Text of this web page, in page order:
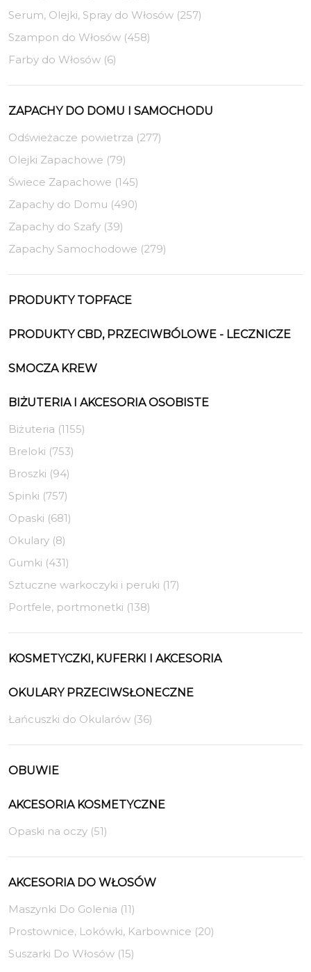
Serum, Olejki, Spray do Włosów (257)
Szampon do Włosów (458)
Farby do Włosów (6)
ZAPACHY DO DOMU I SAMOCHODU
Odświeżacze powietrza (277)
Olejki Zapachowe (79)
Świece Zapachowe (145)
Zapachy do Domu (490)
Zapachy do Szafy (39)
Zapachy Samochodowe (279)
PRODUKTY TOPFACE
PRODUKTY CBD, PRZECIWBÓLOWE - LECZNICZE
SMOCZA KREW
BIŻUTERIA I AKCESORIA OSOBISTE
Biżuteria (1155)
Breloki (753)
Broszki (94)
Spinki (757)
Opaski (681)
Okulary (8)
Gumki (431)
Sztuczne warkoczyki i peruki (17)
Portfele, portmonetki (138)
KOSMETYCZKI, KUFERKI I AKCESORIA
OKULARY PRZECIWSŁONECZNE
Łańcuszki do Okularów (36)
OBUWIE
AKCESORIA KOSMETYCZNE
Opaski na oczy (51)
AKCESORIA DO WŁOSÓW
Maszynki Do Golenia (11)
Prostownice, Lokówki, Karbownice (20)
Suszarki Do Włosów (15)